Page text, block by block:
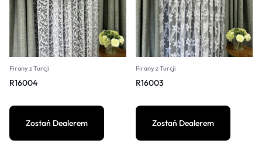
Firany z Turcji
R16004
Zostań Dealerem
Firany z Turcji
R16003
Zostań Dealerem